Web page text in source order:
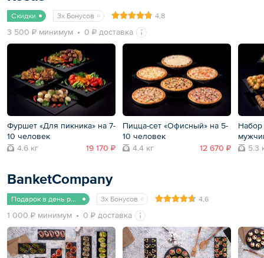
Скидки 3x Бонусов 4,8
3 500 ₽ минимум 0 ₽ доставка
Фуршет «Для пикника» на 7-
10 человек
4.6 кг
19 170 ₽
Пицца-сет «Офисный» на 5-
10 человек
4.4 кг
12 670 ₽
Набор
5.3
BanketCompany
Подарок в день рождения 3x Бонусов 4,6
1 000 ₽ минимум 0 ₽ доставка